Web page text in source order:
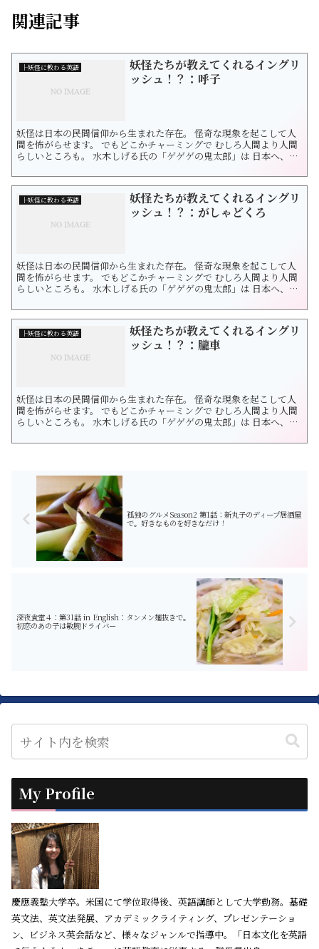
関連記事
├妖怪に教わる英語
妖怪たちが教えてくれるイングリ
ッシュ！？：呼子
妖怪は日本の民間信仰から生まれた存在。 怪奇な現象を起こして人
間を怖がらせます。 でもどこかチャーミングで むしろ人間より人間
らしいところも。 水木しげる氏の「ゲゲゲの鬼太郎」は 日本へ、社
て学びつつ 英語も勉強しちゃいましょう♪ 今回は山ガールならもう
出会ってる！？ 「呼子」です。 では呼子について英語で学びましょ
う！ ...
├妖怪に教わる英語
妖怪たちが教えてくれるイングリ
ッシュ！？：がしゃどくろ
妖怪は日本の民間信仰から生まれた存在。 怪奇な現象を起こして人
間を怖がらせます。 でもどこかチャーミングで むしろ人間より人間
らしいところも。 水木しげる氏の「ゲゲゲの鬼太郎」は 日本へ、社
て学びつつ 英語も勉強しちゃいましょう♪ 今回は「がしゃどくろ」
です。 がしゃどくろは「 餓者どくろ」と書きます。 不慮の事故な...
├妖怪に教わる英語
妖怪たちが教えてくれるイングリ
ッシュ！？：朧車
妖怪は日本の民間信仰から生まれた存在。 怪奇な現象を起こして人
間を怖がらせます。 でもどこかチャーミングで むしろ人間より人間
らしいところも。 水木しげる氏の「ゲゲゲの鬼太郎」は 日本へ、社
て学びつつ 英語も勉強しちゃいましょう♪ 今回は「朧車」です。 朧
孤独のグルメSeason2 第1話：新丸子のディープ居酒屋
で。好きなものを好きなだけ！
深夜食堂４：第31話 in English：タンメン麺抜きで。
初恋のあの子は敏腕ドライバー
My Profile
慶應義塾大学卒。米国にて学位取得後、英語講師として大学勤務。基礎
英文法、英文法発展、アカデミックライティング、プレゼンテーショ
ン、ビジネス英会話など、様々なジャンルで指導中。「日本文化を英語